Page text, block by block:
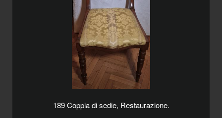
189 Coppia di sedie, Restaurazione.